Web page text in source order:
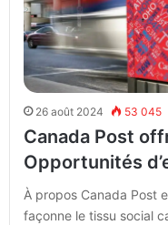
26 août 2024 53 045
Canada Post
Opportunités
À propos Canada Post
façonne le tissu social